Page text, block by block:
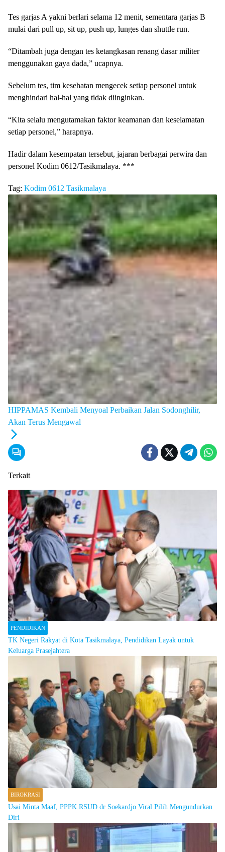
Tes garjas A yakni berlari selama 12 menit, sementara garjas B
mulai dari pull up, sit up, push up, lunges dan shuttle run.
“Ditambah juga dengan tes ketangkasan renang dasar militer
menggunakan gaya dada,” ucapnya.
Sebelum tes, tim kesehatan mengecek setiap personel untuk
menghindari hal-hal yang tidak diinginkan.
“Kita selalu mengutamakan faktor keamanan dan keselamatan
setiap personel,” harapnya.
Hadir dalam kesempatan tersebut, jajaran berbagai perwira dan
personel Kodim 0612/Tasikmalaya. ***
Tag: Kodim 0612 Tasikmalaya
HIPPAMAS Kembali Menyoal Perbaikan Jalan Sodonghilir,
Akan Terus Mengawal
Terkait
PENDIDIKAN
TK Negeri Rakyat di Kota Tasikmalaya, Pendidikan Layak untuk
Keluarga Prasejahtera
BIROKRASI
Usai Minta Maaf, PPPK RSUD dr Soekardjo Viral Pilih Mengundurkan
Diri